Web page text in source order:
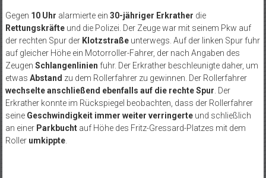
Gegen 10 Uhr alarmierte ein 30-jähriger Erkrather die
Rettungskräfteund die Polizei. Der Zeuge war mit seinem Pkw auf
der rechten Spur der Klotzstraßeunterwegs. Auf der linken Spur fuhr
auf gleicher Höhe ein Motorroller-Fahrer, der nach Angaben des
Zeugen Schlangenlinien fuhr. Der Erkrather beschleunigte daher, um
etwas Abstand zu dem Rollerfahrer zu gewinnen. Der Rollerfahrer
wechselte anschließend ebenfalls auf die rechte Spur. Der
Erkrather konnte im Rückspiegel beobachten, dass der Rollerfahrer
seine Geschwindigkeit immer weiter verringerteund schließlich
an einer Parkbuchtauf Höhe des Fritz-Gressard-Platzes mit dem
Roller umkippte.